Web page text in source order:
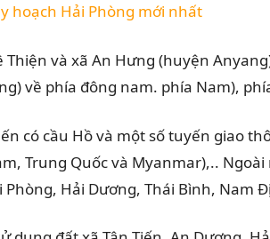
hoạch Hải Phòng mới nhất
Thiện và xã An Hưng (huyện
về phía đông nam. phía Nam),
có cầu Hồ và một số tuyến giao
Trung Quốc và Myanmar),..
Hải Dương, Thái Bình, Nam